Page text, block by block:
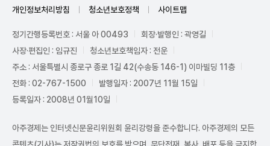
개인정보처리방침 청소년보호정책 사이트맵
정기간행등록번호 : 서울 아 00493
회장·발행인 : 곽영길
사장·편집인 : 임규진
청소년보호책임자 : 전운
주소 : 서울특별시 종로구 종로 1길 42(수송동 146-1) 이마빌딩 11층
전화 : 02-767-1500
발행일자 : 2007년 11월 15일
등록일자 : 2008년 01월10일
아주경제는 인터넷신문윤리위원회 윤리강령을 준수합니다. 아주경제의 모든